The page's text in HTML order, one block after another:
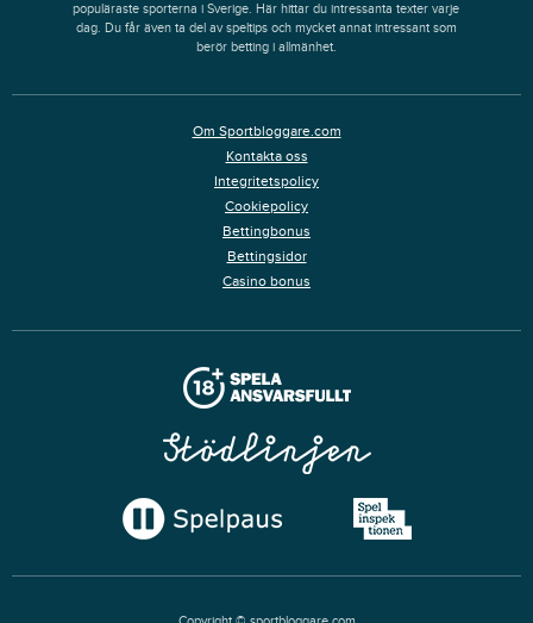
populäraste sporterna i Sverige. Här hittar du intressanta texter varje
dag. Du får även ta del av speltips och mycket annat intressant som
berör betting i allmänhet.
Om Sportbloggare.com
Kontakta oss
Integritetspolicy
Cookiepolicy
Bettingbonus
Bettingsidor
Casino bonus